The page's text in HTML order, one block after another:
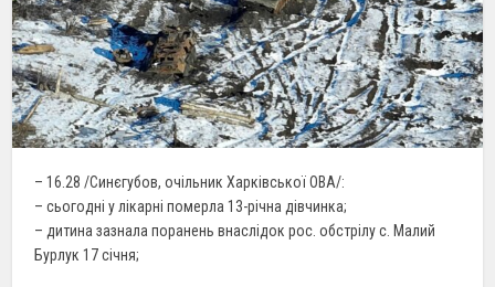
– 16.28 /Синєгубов, очільник Харківської ОВА/:
– сьогодні у лікарні померла 13-річна дівчинка;
– дитина зазнала поранень внаслідок рос. обстрілу с. Малий
Бурлук 17 січня;